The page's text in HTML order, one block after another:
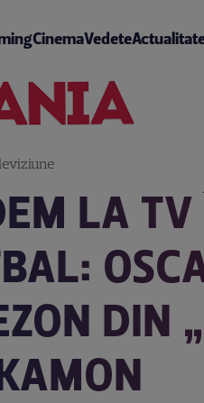
CinemaVedete
LA
DIN